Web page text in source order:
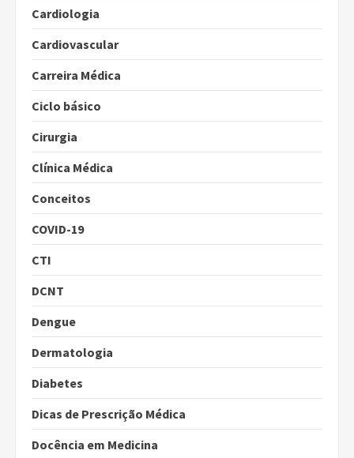
Cardiologia
Cardiovascular
Carreira Médica
Ciclo básico
Cirurgia
Clínica Médica
Conceitos
COVID-19
CTI
DCNT
Dengue
Dermatologia
Diabetes
Dicas de Prescrição Médica
Docência em Medicina